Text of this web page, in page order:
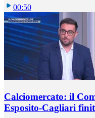
00:50
Calciomercato: il
Esposito-Cagliari